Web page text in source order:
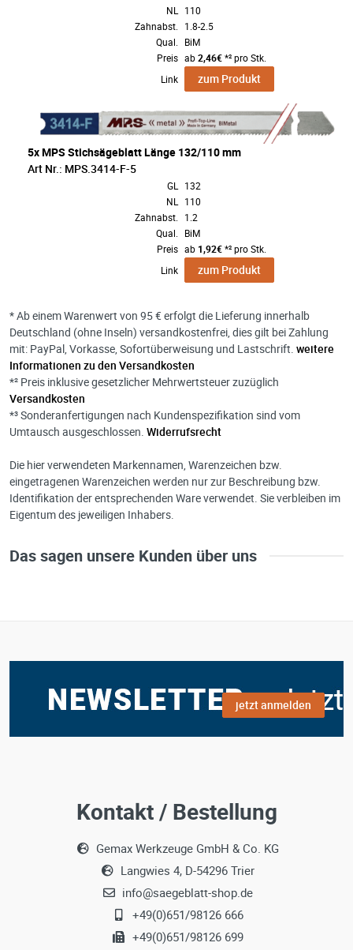
NL 110
Zahnabst.
1.8-2.5
Qual.
BiM
Preis ab2,46€*² pro Stk.
Link
zum Produkt
5x MPS Stichsägeblatt Länge 132/110 mm
Art Nr.: MPS.3414-F-5
GL 132
NL 110
Zahnabst.
1.2
Qual.
BiM
Preis ab 1,92€*² pro Stk.
Link
zum Produkt
* Ab einem Warenwert von 95 € erfolgt die Lieferung innerhalb
Deutschland (ohne Inseln) versandkostenfrei, dies gilt bei Zahlung
mit: PayPal, Vorkasse, Sofortüberweisung und Lastschrift. weitere
Informationen zu den Versandkosten
*² Preis inklusive gesetzlicher Mehrwertsteuer zuzüglich
Versandkosten
*³ Sonderanfertigungen nach Kundenspezifikation sind vom
Umtausch ausgeschlossen. Widerrufsrecht
Die hier verwendeten Markennamen, Warenzeichen bzw.
eingetragenen Warenzeichen werden nur zur Beschreibung bzw.
Identifikation der entsprechenden Ware verwendet. Sie verbleiben im
Eigentum des jeweiligen Inhabers.
Das sagen unsere Kunden über uns
jetzt anmelden
Kontakt / Bestellung
Gemax Werkzeuge GmbH & Co. KG
Langwies 4, D-54296 Trier
info@saegeblatt-shop.de
+49(0)651/98126 666
+49(0)651/98126 699